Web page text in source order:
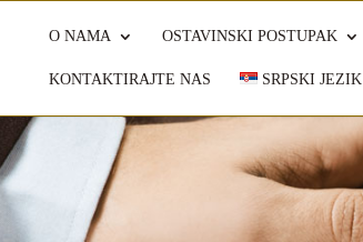
O NAMA OSTAVINSKI POSTUPAK
KONTAKTIRAJTE NAS SRPSKI JEZIK